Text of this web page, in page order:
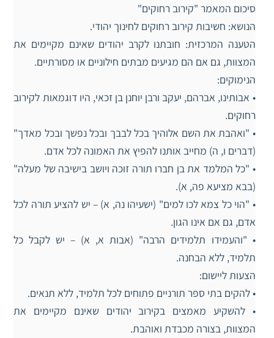
סיכום המאמר "קירוב רחוקים"
הנושא: חשיבות קירוב רחוקים לחינוך יהודי.
הטענה המרכזית: חובתנו לקרב יהודים שאינם מקיימים את
המצוות, גם אם הם מגיעים מבתים חילוניים או מסורתיים.
הנימוקים:
• אבותינו, אברהם, יעקב ורבן יוחנן בן זכאי, היו דוגמאות לקירוב
רחוקים.
• "ואהבת את השם אלוהיך בכל לבבך ובכל נפשך ובכל מאדך"
(דברים ו, ה) מחייב אותנו להפיץ את האמונה לכל אדם.
• "כל המלמד את בן חברו תורה זוכה ויושב בישיבה של מעלה"
(בבא מציעא פה, א).
• "הוי כל צמא לכו למים" (ישעיהו נה, א) – יש להציע תורה לכל
אדם, גם אם אינו הגון.
• "והעמידו תלמידים הרבה" (אבות א, א) – יש לקבל כל
תלמיד, ללא הבחנה.
הצעות ליישום:
• להקים בתי ספר תורניים פתוחים לכל תלמיד, ללא תנאים.
• להשקיע מאמצים בקירוב יהודים שאינם מקיימים את
המצוות, בצורה מכבדת ואוהבת.